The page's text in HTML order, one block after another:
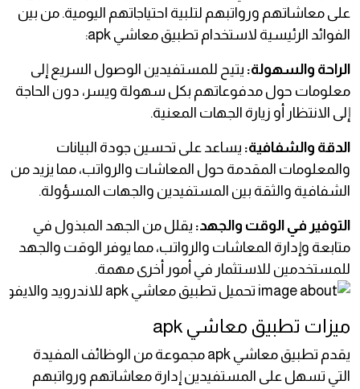
على معاشاتهم ورواتبهم لتلبية احتياجاتهم اليومية. من بين
الفوائد الرئيسية لاستخدام تطبيق معاشي apk:
الراحة والسهولة: يتيح للمستفيدين الوصول السريع إلى
معلومات حول مدفوعاتهم بكل سهولة ويسر، دون الحاجة
إلى الانتظار أو زيارة الجهات المعنية.
الدقة والشفافية: يساعد على تحسين جودة البيانات
والمعلومات المقدمة حول المعاشات والرواتب، مما يزيد من
الشفافية والثقة بين المستفيدين والجهات المسؤولة.
التوفير في الوقت والجهد: يقلل من الجهد المبذول في
متابعة وإدارة المعاشات والرواتب، مما يوفر الوقت والجهد
للمستخدمين للاستثمار في أمور أخرى مهمة.
ميزات تطبيق معاشي apk
يقدم تطبيق معاشي apk مجموعة من الوظائف المفيدة
التي تسهل على المستفيدين إدارة معاشاتهم ورواتبهم